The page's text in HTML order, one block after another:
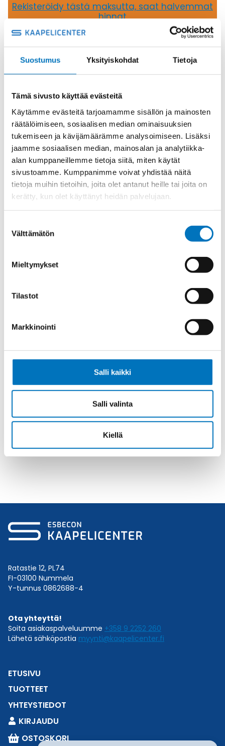
Suostumus Yksityiskohdat Tietoja
Tämä sivusto käyttää evästeitä
Käytämme evästeitä tarjoamamme sisällön ja mainosten
räätälöimiseen, sosiaalisen median ominaisuuksien
tukemiseen ja kävijämäärämme analysoimiseen. Lisäksi
jaamme sosiaalisen median, mainosalan ja analytiikka-
alan kumppaneillemme tietoja siitä, miten käytät
sivustoamme. Kumppanimme voivat yhdistää näitä
tietoja muihin tietoihin, joita olet antanut heille tai joita on
kerätty, kun olet käyttänyt heidän palvelujaan.
valinta
Välttämätön
Mieltymykset
Tilastot
Markkinointi
Salli kaikki
Salli valinta
Kiellä
Rekisteröidy tästä maksutta, saat halvemmat
hinnat
Kirjaudu sisään nähdäksesi omat hintasi
17,54€/ kpl (alv 0)
IRROITUSTYÖKALU
määrä
Tuotekoodi CSHES
Osasto
ILME -moninapaliittimet ILME -tarvikkeet Työkalut
Toimitusaika: 1-7 päivää
Toimituskulut 35kg:n asti 25€.
Yli 35kg:n toimituskulut toteutuneiden kulujen mukaan.
Anna meidän
Soita asiakaspalveluumme ark. 8-16
Tai lähetä sähköpostia
myynti@kaapelicenter.fi
Ratastie 12, PL74
FI-03100 Nummela
Y-tunnus 0862688-4
Ota yhteyttä!
Soita asiakaspalveluumme +358 9 2252 260
Lähetä sähköpostia myynti@kaapelicenter.fi
ETUSIVU
TUOTTEET
YHTEYSTIEDOT
KIRJAUDU
OSTOSKORI